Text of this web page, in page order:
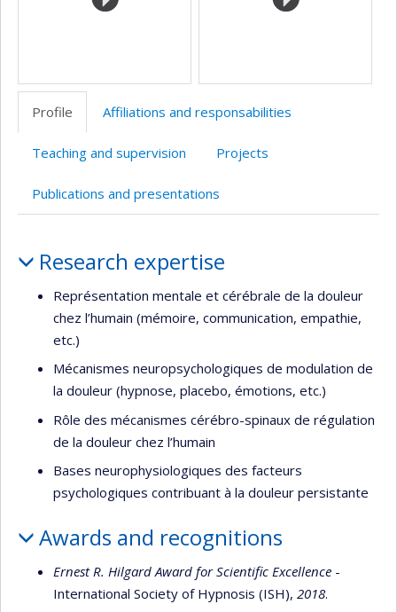
recherche
Profile Affiliations and responsabilities
Teaching and supervision Projects
Publications and presentations
Research expertise
Représentation mentale et cérébrale de la douleur
chez l’humain (mémoire, communication, empathie,
etc.)
Mécanismes neuropsychologiques de modulation de
la douleur (hypnose, placebo, émotions, etc.)
Rôle des mécanismes cérébro-spinaux de régulation
de la douleur chez l’humain
Bases neurophysiologiques des facteurs
psychologiques contribuant à la douleur persistante
Awards and recognitions
Ernest R. Hilgard Award for Scientific Excellence -
International Society of Hypnosis (ISH), 2018.